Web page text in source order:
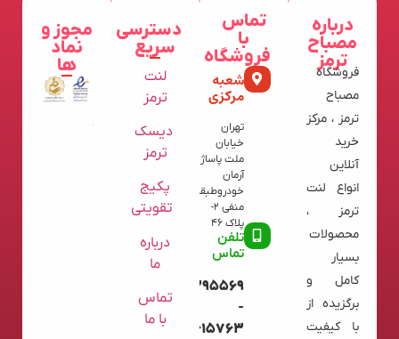
درباره
مصباح
ترمز
فروشگاه
مصباح
ترمز ، مرکز
خرید
آنلاین
انواع لنت
ترمز ،
محصولات
بسیار
کامل و
برگزیده از
با کیفیت
تماس
با
فروشگاه
شعبه
مرکزی
تهران
خیابان
ملت پاساژ
آرمان
خودروطبقه
منفی 2-
پلاک 46
تلفن
تماس
09120395569
-
02136615763
دسترسی
سریع
لنت
ترمز
دیسک
ترمز
پکیج
تقویتی
درباره
ما
تماس
با ما
مجوز و
نماد
ها